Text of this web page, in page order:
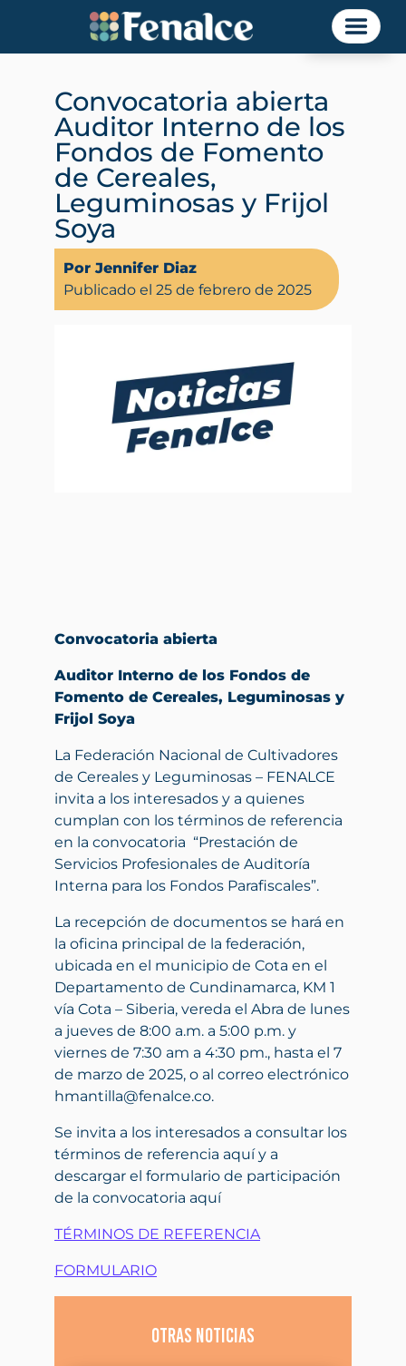
Noticias
Convocatoria abierta
Auditor Interno de los
Fondos de Fomento
de Cereales,
Leguminosas y Frijol
Soya
Por Jennifer Diaz
Publicado el 25 de febrero de 2025
Convocatoria abierta
Auditor Interno de los Fondos de
Fomento de Cereales, Leguminosas y
Frijol Soya
La Federación Nacional de Cultivadores
de Cereales y Leguminosas – FENALCE
invita a los interesados y a quienes
cumplan con los términos de referencia
en la convocatoria “Prestación de
Servicios Profesionales de Auditoría
Interna para los Fondos Parafiscales”.
La recepción de documentos se hará en
la oficina principal de la federación,
ubicada en el municipio de Cota en el
Departamento de Cundinamarca, KM 1
vía Cota – Siberia, vereda el Abra de lunes
a jueves de 8:00 a.m. a 5:00 p.m. y
viernes de 7:30 am a 4:30 pm., hasta el 7
de marzo de 2025, o al correo electrónico
hmantilla@fenalce.co.
Se invita a los interesados a consultar los
términos de referencia aquí y a
descargar el formulario de participación
de la convocatoria aquí
TÉRMINOS DE REFERENCIA
FORMULARIO
Otras noticias